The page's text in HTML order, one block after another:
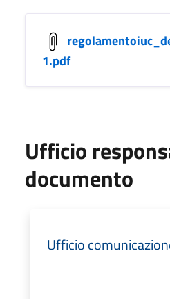
1.pdf
Ufficio
documento
Ufficio